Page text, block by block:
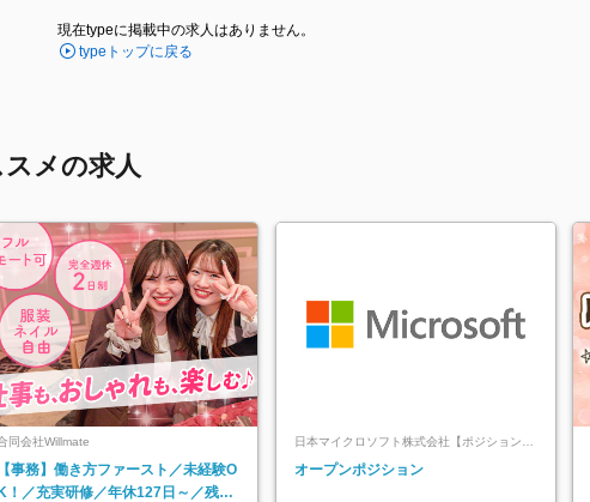
現在typeに掲載中の求人はありません。
typeトップに戻る
メの求人
同会社Willmate
【事務】働き方ファースト／未経験O
！／充実研修／年休127日～／残業
日本マイクロソフト株式会社【ポジションマ
ッチ登録】
オープンポジション